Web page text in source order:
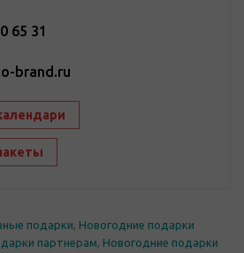
65 31
brand.ru
подарки, Новогодние подарки
партнерам, Новогодние подарки